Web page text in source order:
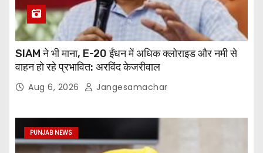
SIAM ने भी माना, E-20 ईंधन में अधिक क्लोराइड और नमी से
वाहन हो रहे प्रभावित: अरविंद केजरीवाल
Aug 6, 2026 Jangesamachar
PUNJAB NEWS